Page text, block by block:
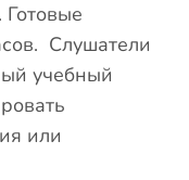
Слушатели
учебный
или